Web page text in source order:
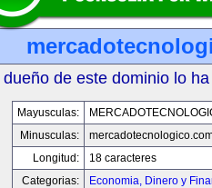
dueño de este dominio lo
Mayusculas:
Minusculas:
Longitud:
18 caracteres
Categorias:
Economia, Dinero y